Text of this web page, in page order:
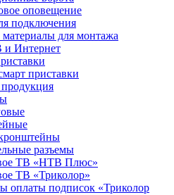
оповещение
подключения
для монтажа
и Интернет
приставки
разъемы
ТВ «НТВ Плюс»
ТВ «Триколор»
оплаты подписок «Триколор